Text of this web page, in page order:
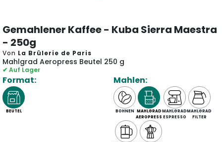
Gemahlener Kaffee - Kuba Sierra Maestra
- 250g
Von La Brûlerie de Paris
Mahlgrad Aeropress Beutel 250 g
✔ Auf Lager
Format:
BEUTEL
Mahlen:
BOHNEN MAHLGRAD
AEROPRESS
MAHLGRAD
ESPRESSO
MAHLGRAD
FILTER